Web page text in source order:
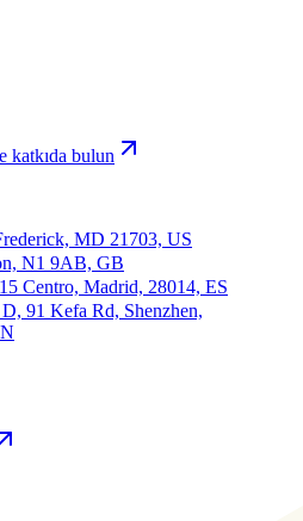
katkıda bulun
MD 21703, US
N1 9AB, GB
Centro, Madrid, 28014, ES
91 Kefa Rd, Shenzhen,